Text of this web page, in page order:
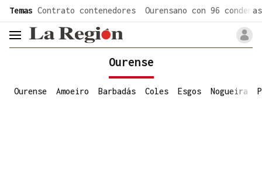
Temas Contrato contenedores Ourensano con 96 condenas
header.menu.open
Ourense
Ourense Amoeiro Barbadás Coles Esgos Nogueira